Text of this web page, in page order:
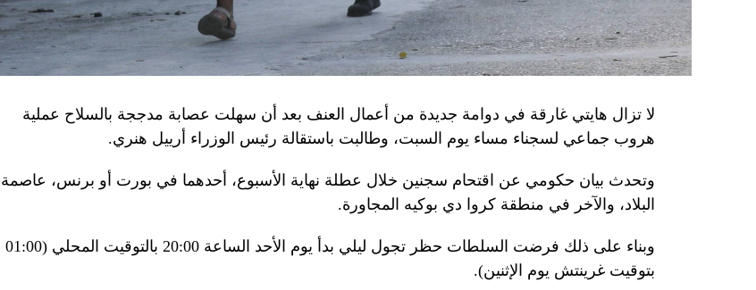
من جهة أخرى، انتقد الرئيس الصيني شي جينبينغ في تصريحات لصحيفة «بوليتيكا» الصربية قبل وصوله
إلى العاصمة بلغراد، حلف «الناتو»، على خلفية قصفه «الفاضح» للسفارة الصينية في يوغوسلافيا عام
1999، محذّراً من أن بكين «لن تسمح قط بتكرار حدث تاريخي مأسوي كهذا».
واصطحب الرئيس الفرنسي إيمانويل ماكرون شي إلى منطقة البيرينيه الجبلية أمس، في اليوم الثاني
من زيارة دولة من شأنها أن تسمح بحوار مباشر عن الحرب في أوكرانيا والخلافات التجارية.
ووصل الزعيمان برفقة زوجتيهما بُعيد الظهر إلى جبل تورماليه، إحدى محطات الصعود في طواف
متراً.
وقصد ماكرون مطعماً جبليّاً يقع على ارتفاع كبير، حيث تناول الرئيسان مع زوجتيهما الغداء. وقدّم
ماكرون هناك هدايا لنظيره من بطانيات صوف من جبال البيرينيه، وزجاجة أرمانياك، وقبعات، وسروال
لا تزال هايتي غارقة في دوامة جديدة من أعمال العنف بعد أن سهلت عصابة مدججة بالسلاح عملية
هروب جماعي لسجناء مساء يوم السبت، وطالبت باستقالة رئيس الوزراء أرييل هنري.
وتحدث بيان حكومي عن اقتحام سجنين خلال عطلة نهاية الأسبوع، أحدهما في بورت أو برنس، عاصمة
البلاد، والآخر في منطقة كروا دي بوكيه المجاورة.
وبناء على ذلك فرضت السلطات حظر تجول ليلي بدأ يوم الأحد الساعة 20:00 بالتوقيت المحلي (01:00
بتوقيت غرينتش يوم الإثنين).